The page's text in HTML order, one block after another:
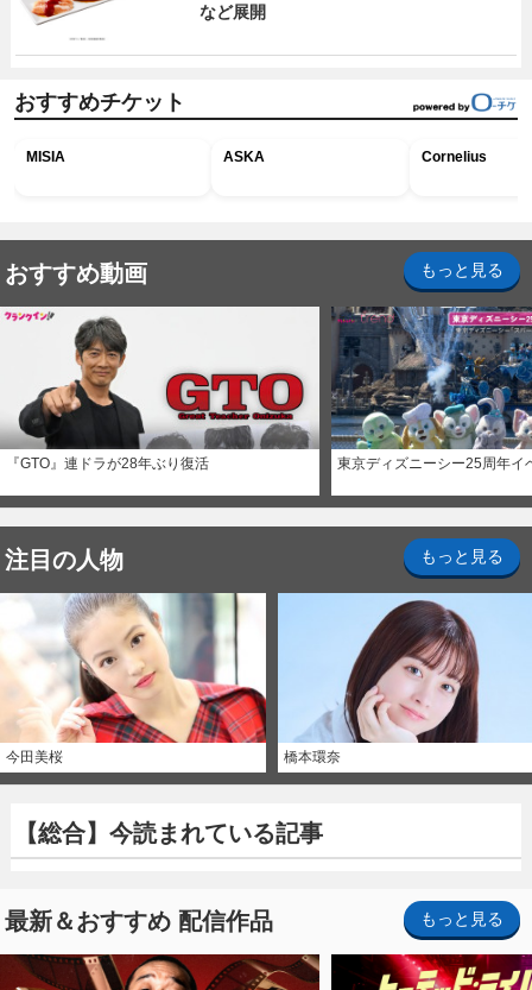
など展開
おすすめチケット
MISIA ASKA Cornelius
おすすめ動画 もっと見る
『GTO』連ドラが28年ぶり復活 東京ディズニーシー25周年イ
注目の人物 もっと見る
今田美桜 橋本環奈
【総合】今読まれている記事
最新＆おすすめ 配信作品 もっと見る